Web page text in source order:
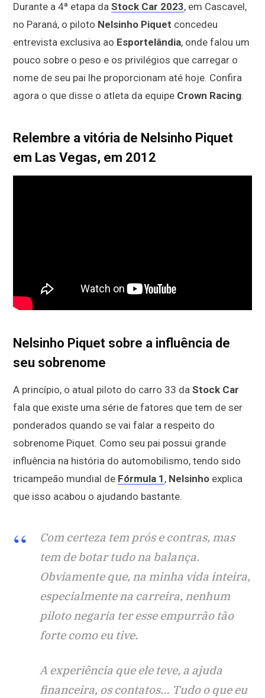
Durante a 4ª etapa da Stock Car 2023, em Cascavel,
no Paraná, o piloto Nelsinho Piquet concedeu
entrevista exclusiva ao Esportelândia, onde falou um
pouco sobre o peso e os privilégios que carregar o
nome de seu pai lhe proporcionam até hoje. Confira
agora o que disse o atleta da equipe Crown Racing.
Relembre a vitória de Nelsinho Piquet
em Las Vegas, em 2012
Nelsinho Piquet sobre a influência de
seu sobrenome
A princípio, o atual piloto do carro 33 da Stock Car
fala que existe uma série de fatores que tem de ser
ponderados quando se vai falar a respeito do
sobrenome Piquet. Como seu pai possui grande
influência na história do automobilismo, tendo sido
tricampeão mundial de Fórmula 1 , Nelsinho explica
que isso acabou o ajudando bastante.
Com certeza tem prós e contras, mas
tem de botar tudo na balança.
Obviamente que, na minha vida inteira,
especialmente na carreira, nenhum
piloto negaria ter esse empurrão tão
forte como eu tive.
A experiência que ele teve, a ajuda
financeira, os contatos… Tudo o que eu